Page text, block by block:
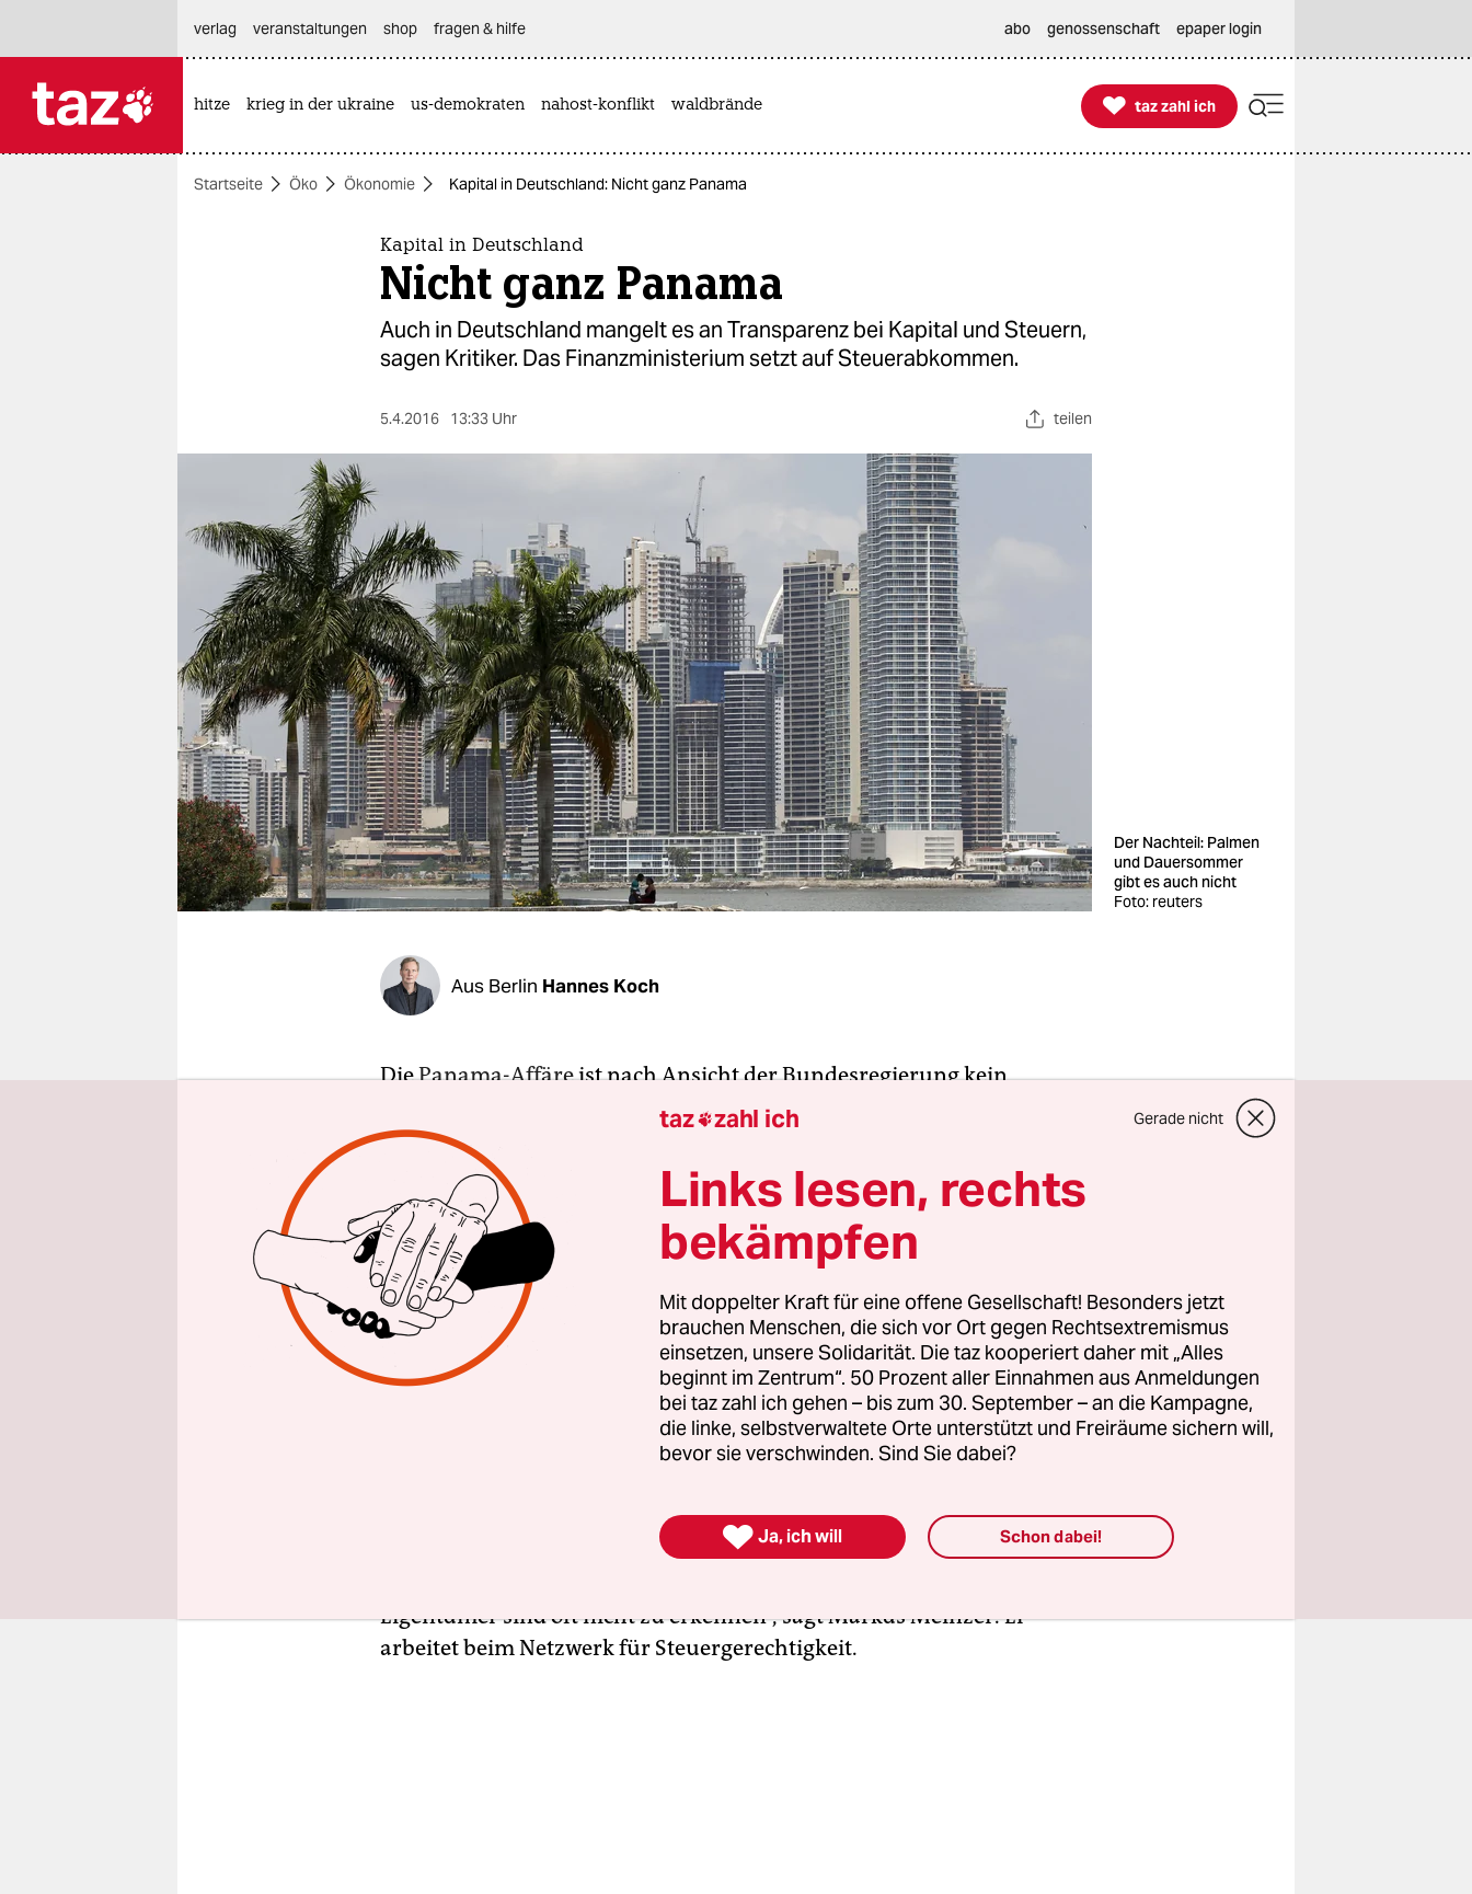
themen
nord
wahrheit
verlag
verlag
veranstaltungen
shop
fragen & hilfe
unterstützen
abo
verlag
veranstaltungen shop fragen & hilfe abo genossenschaft epaper login
hitze krieg in der ukraine us-demokraten nahost-konflikt waldbrände 
taz zahl ich
taz zahl ich
Startseite Öko Ökonomie Kapital in Deutschland: Nicht ganz Panama
Kapital in Deutschland
Nicht ganz Panama
Auch in Deutschland mangelt es an Transparenz bei Kapital und Steuern,
sagen Kritiker. Das Finanzministerium setzt auf Steuerabkommen.
5.4.2016 13:33 Uhr teilen
Der Nachteil: Palmen
und Dauersommer
gibt es auch nicht
Foto: reuters
Aus Berlin Hannes Koch
DiePanama-Affäreist nach Ansicht der Bundesregierung kein
vornehmlich deutsches und europäisches Problem. Hier sei in den
vergangenen Jahren schon viel gegen Steuerhinterziehung und
Verschleierung von Kapital unternommen worden, sagte Martin Jäger,
Sprecher von Bundesfinanzminister Wolfgang Schäuble (CDU), am
Montag. Kritiker wie der grüne Bundestagsabgeordnete Gerhard
Schick sehen das freilich anders: Sie werfen Schäuble vor, Transparenz
bei Kapital und Steuern auch in Europa zu behindern.
Sind anonyme Firmen auch in Deutschland ein Problem? Wer
hierzulande eine Kapitalgesellschaft – GmbH oder Aktiengesellschaft –
gründen will, muss diese im Handelsregister eintragen lassen. Bei
GmbHs ist deshalb für die Öffentlichkeit ersichtlich, wer
Aktiengesellschaften. Denn wem die AG gehört, steht nicht im
Handelsregister. „Bei deutschen Aktiengesellschaften besteht
Eigentümer sind oft nicht zu erkennen“, sagt Markus Meinzer. Er
arbeitet beim Netzwerk für Steuergerechtigkeit.
taz zahl ich Gerade nicht
Links lesen, rechts
bekämpfen
Mit doppelter Kraft für eine offene Gesellschaft! Besonders jetzt
brauchen Menschen, die sich vor Ort gegen Rechtsextremismus
einsetzen, unsere Solidarität. Die taz kooperiert daher mit „Alles
beginnt im Zentrum“. 50 Prozent aller Einnahmen aus Anmeldungen
bei taz zahl ich gehen – bis zum 30. September – an die Kampagne,
die linke, selbstverwaltete Orte unterstützt und Freiräume sichern will,
bevor sie verschwinden. Sind Sie dabei?
 Ja, ich will Schon dabei!